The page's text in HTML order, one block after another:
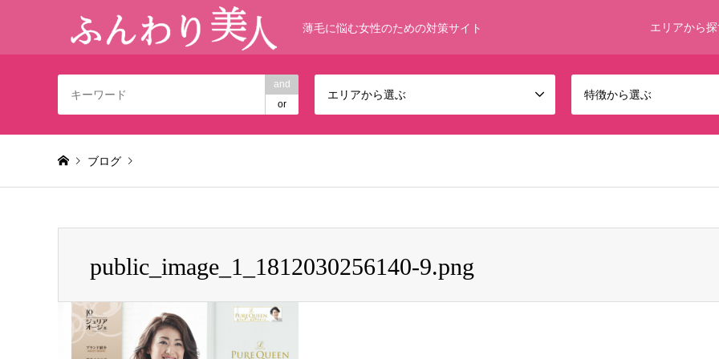
薄毛に悩む女性のための対策サイト エリアから
and
or
エリアから選ぶ 特徴から選ぶ
ブログ
public_image_1_1812030256140-9.png
public_image_1_1812030256140-9.png